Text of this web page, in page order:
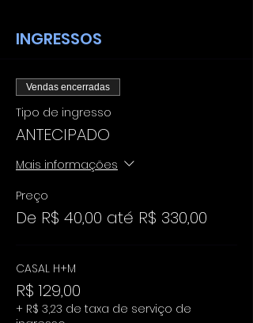
INGRESSOS
Vendas encerradas
Tipo de ingresso
ANTECIPADO
Mais informações
Preço
De R$ 40,00 até R$ 330,00
CASAL H+M
R$ 129,00
+ R$ 3,23 de taxa de serviço de